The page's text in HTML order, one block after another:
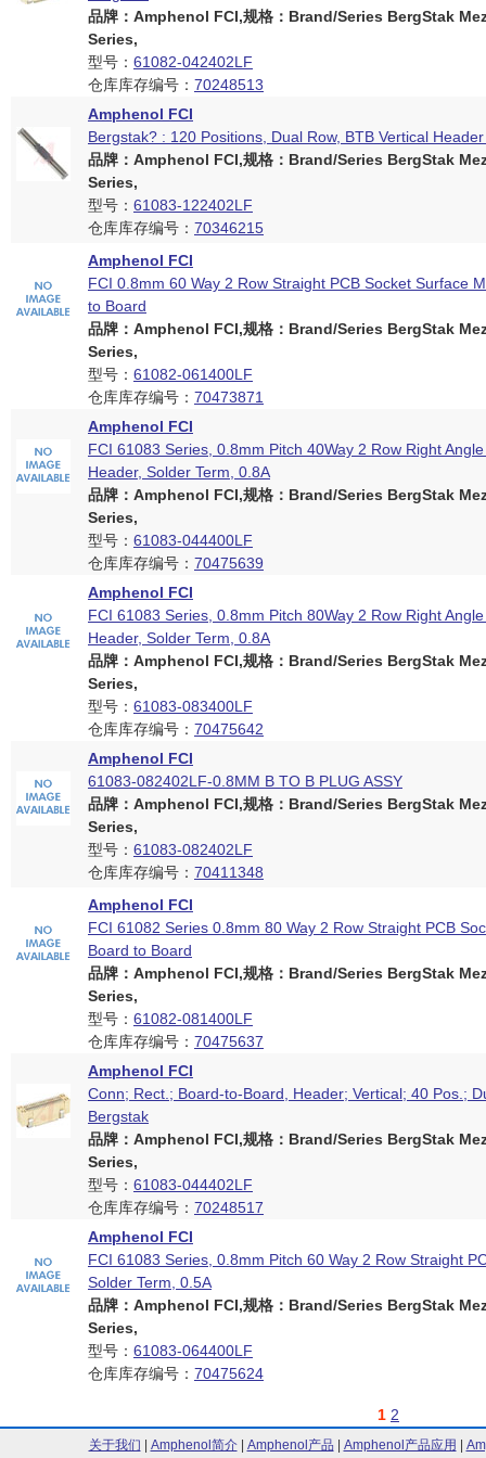
品牌：Amphenol FCI,规格：Brand/Series BergStak
Series,
型号： 61082-042402LF
仓库库存编号： 70248513
Amphenol FCI
Bergstak? : 120 Positions, Dual Row, BTB Vertical
品牌：Amphenol FCI,规格：Brand/Series BergStak
Series,
型号： 61083-122402LF
仓库库存编号： 70346215
Amphenol FCI
FCI 0.8mm 60 Way 2 Row Straight PCB Socket Surface
to Board
品牌：Amphenol FCI,规格：Brand/Series BergStak
Series,
型号： 61082-061400LF
仓库库存编号： 70473871
Amphenol FCI
FCI 61083 Series, 0.8mm Pitch 40Way 2 Row Right
Header, Solder Term, 0.8A
品牌：Amphenol FCI,规格：Brand/Series BergStak
Series,
型号： 61083-044400LF
仓库库存编号： 70475639
Amphenol FCI
FCI 61083 Series, 0.8mm Pitch 80Way 2 Row Right
Header, Solder Term, 0.8A
品牌：Amphenol FCI,规格：Brand/Series BergStak
Series,
型号： 61083-083400LF
仓库库存编号： 70475642
Amphenol FCI
61083-082402LF-0.8MM B TO B PLUG ASSY
品牌：Amphenol FCI,规格：Brand/Series BergStak
Series,
型号： 61083-082402LF
仓库库存编号： 70411348
Amphenol FCI
FCI 61082 Series 0.8mm 80 Way 2 Row Straight PCB
Board to Board
品牌：Amphenol FCI,规格：Brand/Series BergStak
Series,
型号： 61082-081400LF
仓库库存编号： 70475637
Amphenol FCI
Conn; Rect.; Board-to-Board, Header; Vertical; 40 Pos.;
Bergstak
品牌：Amphenol FCI,规格：Brand/Series BergStak
Series,
型号： 61083-044402LF
仓库库存编号： 70248517
Amphenol FCI
FCI 61083 Series, 0.8mm Pitch 60 Way 2 Row Straight
Solder Term, 0.5A
品牌：Amphenol FCI,规格：Brand/Series BergStak
Series,
型号： 61083-064400LF
仓库库存编号： 70475624
1 2
关于我们 Amphenol简介| Amphenol产品 Amphenol产品应用